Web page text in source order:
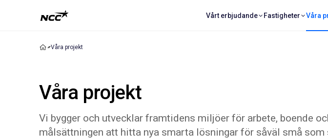
Vårt erbjudande Fastigheter Våra
Våra projekt
Våra projekt
Vi bygger och utvecklar framtidens miljöer för arbete, boende
målsättningen att hitta nya smarta lösningar för såväl små